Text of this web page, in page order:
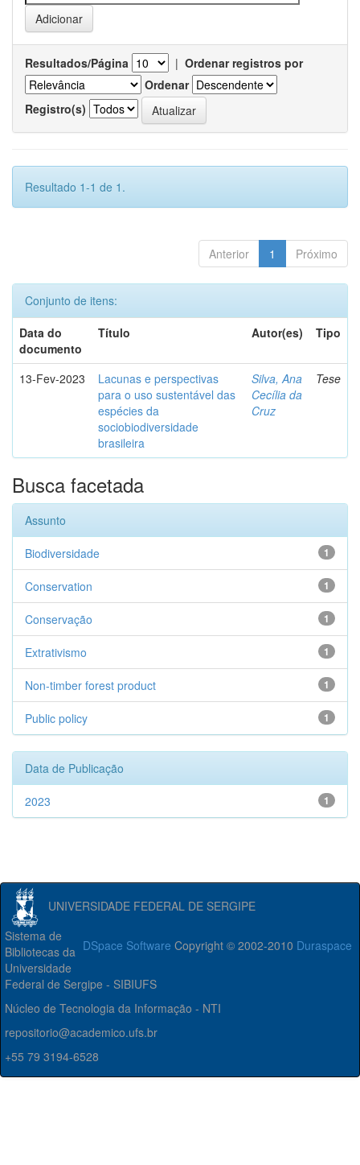
Resultados/Página | Ordenar registros por
Ordenar
Registro(s)
Resultado 1-1 de 1.
Anterior 1 Próximo
Conjunto de itens:
Data do
documento
Título Autor(es) Tipo
13-Fev-2023
Lacunas e perspectivas
para o uso sustentável das
espécies da
sociobiodiversidade
brasileira
Silva, Ana
Cecília da
Cruz
Tese
Busca facetada
Assunto
1
Biodiversidade
1
Conservation
1
Conservação
1
Extrativismo
1
Non-timber forest product
1
Public policy
Data de Publicação
1
2023
UNIVERSIDADE FEDERAL DE SERGIPE
DSpace Software Copyright © 2002-2010 Duraspace
Sistema de
Bibliotecas da
Universidade
Federal de Sergipe - SIBIUFS
Núcleo de Tecnologia da Informação - NTI
repositorio@academico.ufs.br
+55 79 3194-6528